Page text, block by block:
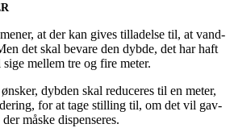
at der kan gives til­la­del­se til, at vand­
det skal beva­re den dyb­de, det har haft
mel­lem tre og fire meter.
dyb­den skal redu­ce­res til en meter,
for at tage stil­ling til, om det vil gav­
måske dispenseres.